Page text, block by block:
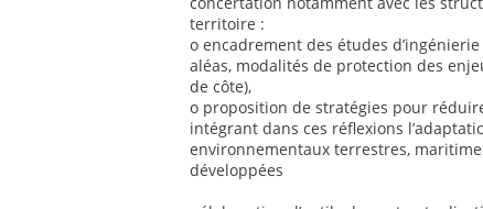
territoire :
o encadrement des études
aléas, modalités de protection des
de côte),
o proposition de stratégies pour
intégrant dans ces réflexions
environnementaux terrestres,
développées